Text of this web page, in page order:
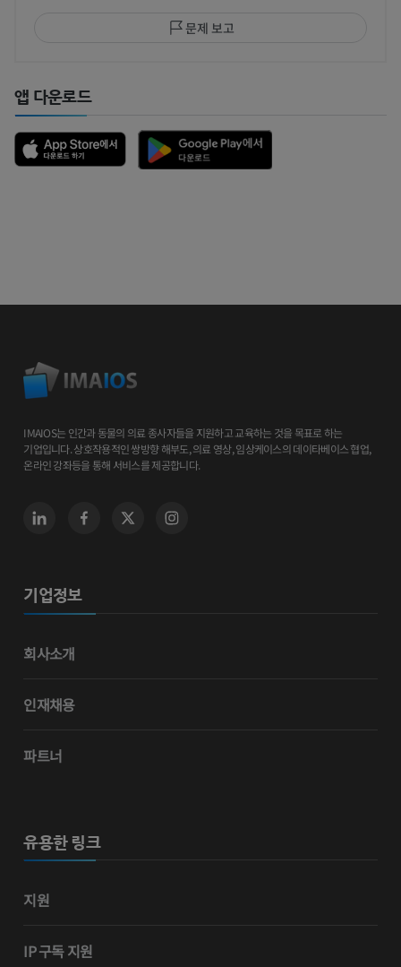
문제 보고
앱 다운로드
IMAIOS는 인간과 동물의 의료 종사자들을 지원하고 교육하는 것을 목표로 하는
기업입니다. 상호작용적인 쌍방향 해부도, 의료 영상, 임상케이스의 데이타베이스 협업,
온라인 강좌등을 통해 서비스를 제공합니다.
기업정보
회사소개
인재채용
파트너
유용한 링크
지원
IP 구독 지원